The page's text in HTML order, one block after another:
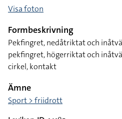
Visa foton
Formbeskrivning
Pekfingret, nedåtriktat och
pekfingret, högerriktat och
cirkel, kontakt
Ämne
Sport > friidrott